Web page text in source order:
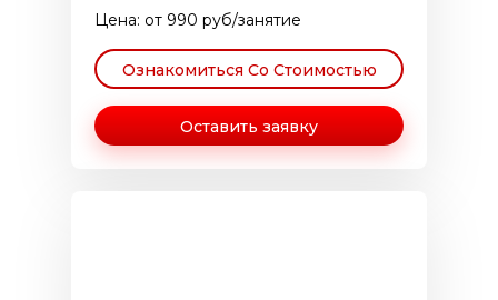
Цена: от 990 руб/занятие
Ознакомиться Со Стоимостью
Оставить заявку